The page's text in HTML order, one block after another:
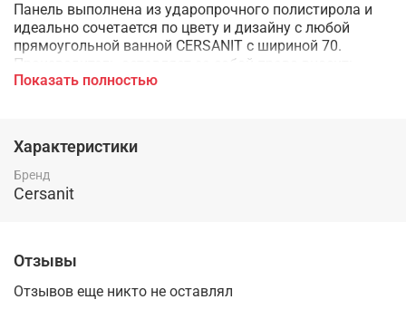
Панель выполнена из ударопрочного полистирола и
идеально сочетается по цвету и дизайну с любой
прямоугольной ванной CERSANIT с шириной 70.
Производитель оставляет за собой право вносить
технические изменения, не влияющие на
Показать полностью
Характеристики
Бренд
Cersanit
Отзывы
Отзывов еще никто не оставлял